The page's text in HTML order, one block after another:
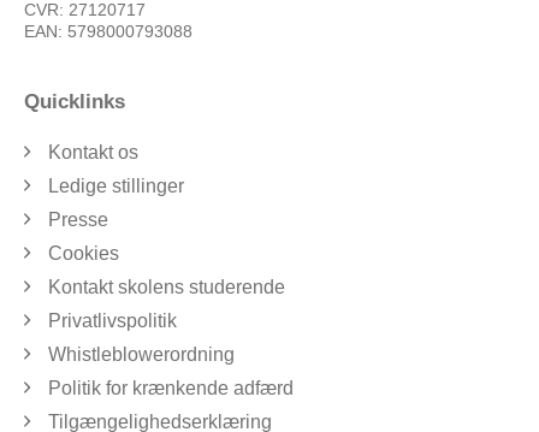
CVR: 27120717
EAN: 5798000793088
Quicklinks
Kontakt os
Ledige stillinger
Presse
Cookies
Kontakt skolens studerende
Privatlivspolitik
Whistleblowerordning
Politik for krænkende adfærd
Tilgængelighedserklæring